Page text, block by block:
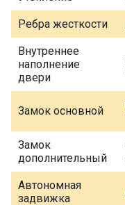
Ребра жесткости
Внутреннее
наполнение
двери
Замок основной
Замок
дополнительный
Автономная
задвижка